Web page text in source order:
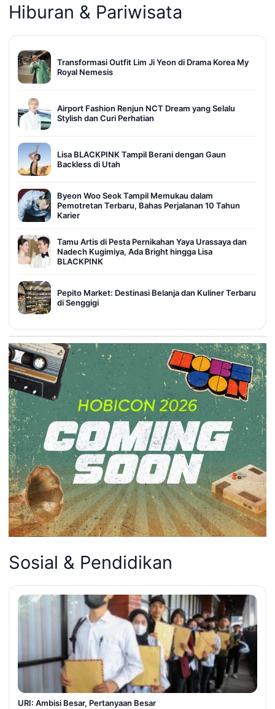
Hiburan & Pariwisata
Transformasi Outfit Lim Ji Yeon di Drama Korea My
Royal Nemesis
Airport Fashion Renjun NCT Dream yang Selalu
Stylish dan Curi Perhatian
Lisa BLACKPINK Tampil Berani dengan Gaun
Backless di Utah
Byeon Woo Seok Tampil Memukau dalam
Pemotretan Terbaru, Bahas Perjalanan 10 Tahun
Karier
Tamu Artis di Pesta Pernikahan Yaya Urassaya dan
Nadech Kugimiya, Ada Bright hingga Lisa
BLACKPINK
Pepito Market: Destinasi Belanja dan Kuliner Terbaru
di Senggigi
Sosial & Pendidikan
URI: Ambisi Besar, Pertanyaan Besar